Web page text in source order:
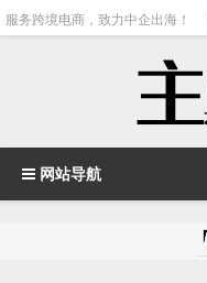
服务跨境电商，致力中企出海！
网站导航